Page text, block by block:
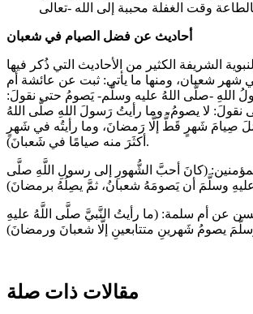
أحاديث عن فضل الصيام في شعبان
الشريفة الكثير من الأحاديث التي ذُكر فيها
شهر شعبان، ومنها ما يأتي: ثبت عن عائشة أم
اللهِ -صلَّى اللهُ عليه وسلَّم- يَصومُ حتى نقولَ:
نقولَ: لا يصومُ، وما رأيتُ رَسولَ اللهِ صلَّى اللهُ
صِيامَ شَهرٍ قَطُّ إلَّا رَمضانَ، وما رأيتُه في شَهرٍ
أكثَرَ منه صيامًا في شَعبانَ).
(كانَ أحبَّ الشُّهورِ إلى رسولِ اللَّهِ صلَّى
عن أم سلمة: (ما رأيتُ النَّبيَّ صلَّى اللَّهُ عليهِ
مقالات ذات صلة